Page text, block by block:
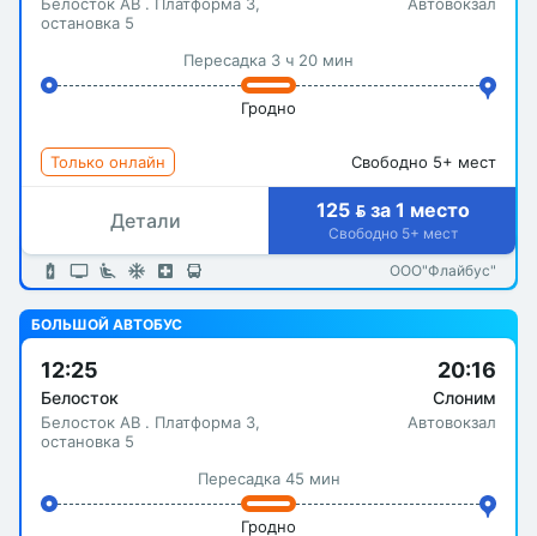
остановка 5
Пересадка 3 ч 20 мин
Гродно
Только онлайн Свободно 5+ мест
Детали 125  за 1 место
Свободно 5+ мест
ООО"Флайбус"
БОЛЬШОЙ АВТОБУС
12:25
Белосток
Белосток АВ . Платформа 3,
остановка 5
20:16
Слоним
Автовокзал
Пересадка 45 мин
Гродно